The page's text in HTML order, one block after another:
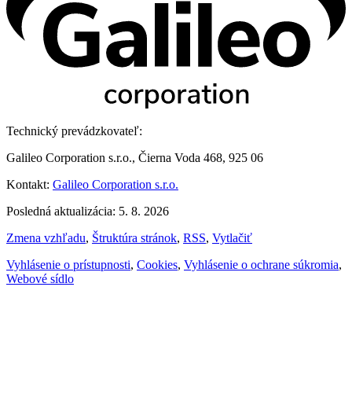
Technický prevádzkovateľ:
Galileo Corporation s.r.o., Čierna Voda 468, 925 06
Kontakt: Galileo Corporation s.r.o.
Posledná aktualizácia: 5. 8. 2026
Zmena vzhľadu, Štruktúra stránok, RSS, Vytlačiť
Vyhlásenie o prístupnosti, Cookies, Vyhlásenie o ochrane súkromia,
Webové sídlo